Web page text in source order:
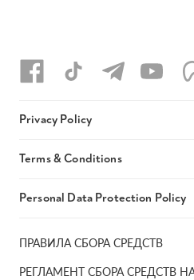
ПРАВИЛА СБОРА СРЕДСТВ
РЕГЛАМЕНТ СБОРА СРЕДСТВ
Privacy Policy
Terms & Conditions
Personal Data Protection Policy